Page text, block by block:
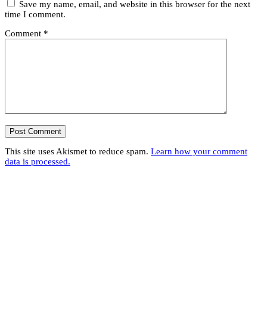
Save my name, email, and website in this browser for the next
time I comment.
Comment *
This site uses Akismet to reduce spam. Learn how your comment
data is processed.